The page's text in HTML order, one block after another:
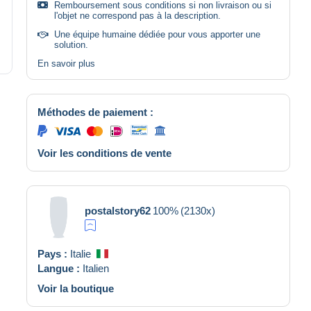
Remboursement sous conditions si non livraison ou si
l'objet ne correspond pas à la description.
Une équipe humaine dédiée pour vous apporter une
solution.
En savoir plus
Méthodes de paiement :
Voir les conditions de vente
postalstory62 100% (2130x)
Pays : Italie
Langue : Italien
Voir la boutique